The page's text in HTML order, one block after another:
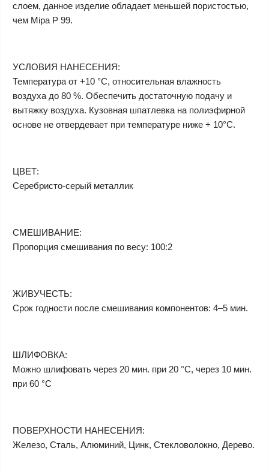
слоем, данное изделие обладает меньшей пористостью,
чем Mipa P 99.
УСЛОВИЯ НАНЕСЕНИЯ:
Температура от +10 °C, относительная влажность
воздуха до 80 %. Обеспечить достаточную подачу и
вытяжку воздуха. Кузовная шпатлевка на полиэфирной
основе не отвердевает при температуре ниже + 10°C.
ЦВЕТ:
Серебристо-серый металлик
СМЕШИВАНИЕ:
Пропорция смешивания по весу: 100:2
ЖИВУЧЕСТЬ:
Срок годности после смешивания компонентов: 4–5 мин.
ШЛИФОВКА:
Можно шлифовать через 20 мин. при 20 °C, через 10 мин.
при 60 °C
ПОВЕРХНОСТИ НАНЕСЕНИЯ:
Железо, Сталь, Алюминий, Цинк, Стекловолокно, Дерево.